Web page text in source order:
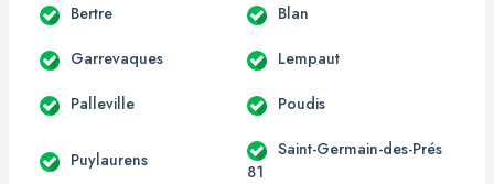
Bertre Blan
Garrevaques Lempaut
Palleville Poudis
Puylaurens
Saint-Germain-des-Prés
81